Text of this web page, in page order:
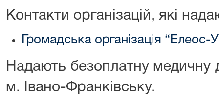
Контакти організацій, які
Громадська організація “Елеос-
Надають безоплатну медичну
м. Івано-Франківську.